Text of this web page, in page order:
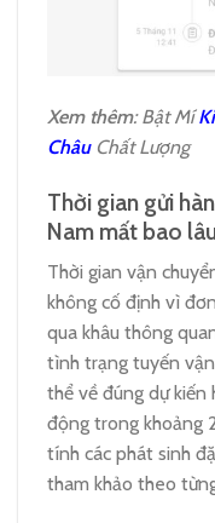
Xem thêm: Bật Mí
ChâuChất Lượng
Thời gian gửi
Nam mất bao
Thời gian vận
không cố định vì
qua khâu thông
tình trạng tuyến
thể về đúng dự kiến
động trong khoảng
tính các phát sinh
tham khảo theo